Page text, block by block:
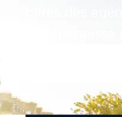
offres des